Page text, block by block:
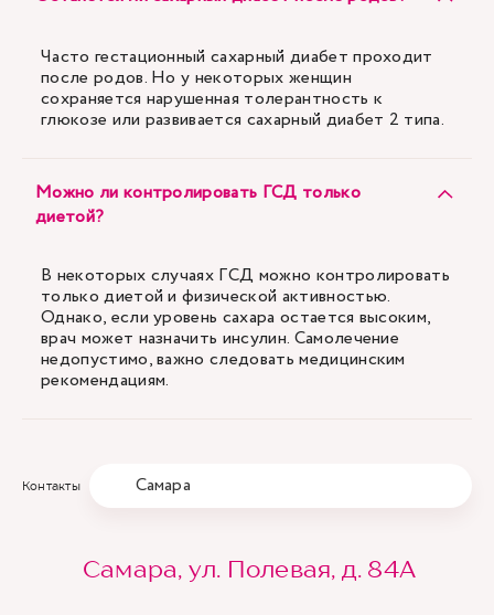
Часто гестационный сахарный диабет проходит
после родов. Но у некоторых женщин
сохраняется нарушенная толерантность к
глюкозе или развивается сахарный диабет 2 типа.
Можно ли контролировать ГСД только
диетой?
В некоторых случаях ГСД можно контролировать
только диетой и физической активностью.
Однако, если уровень сахара остается высоким,
врач может назначить инсулин. Самолечение
недопустимо, важно следовать медицинским
рекомендациям.
Контакты Самара
Самара, ул. Полевая, д. 84А